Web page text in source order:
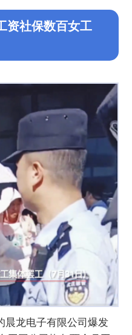
资社保数百女工
晨龙电子有限公司爆发